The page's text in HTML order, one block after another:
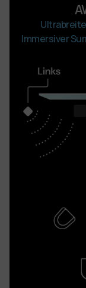
Immersiver